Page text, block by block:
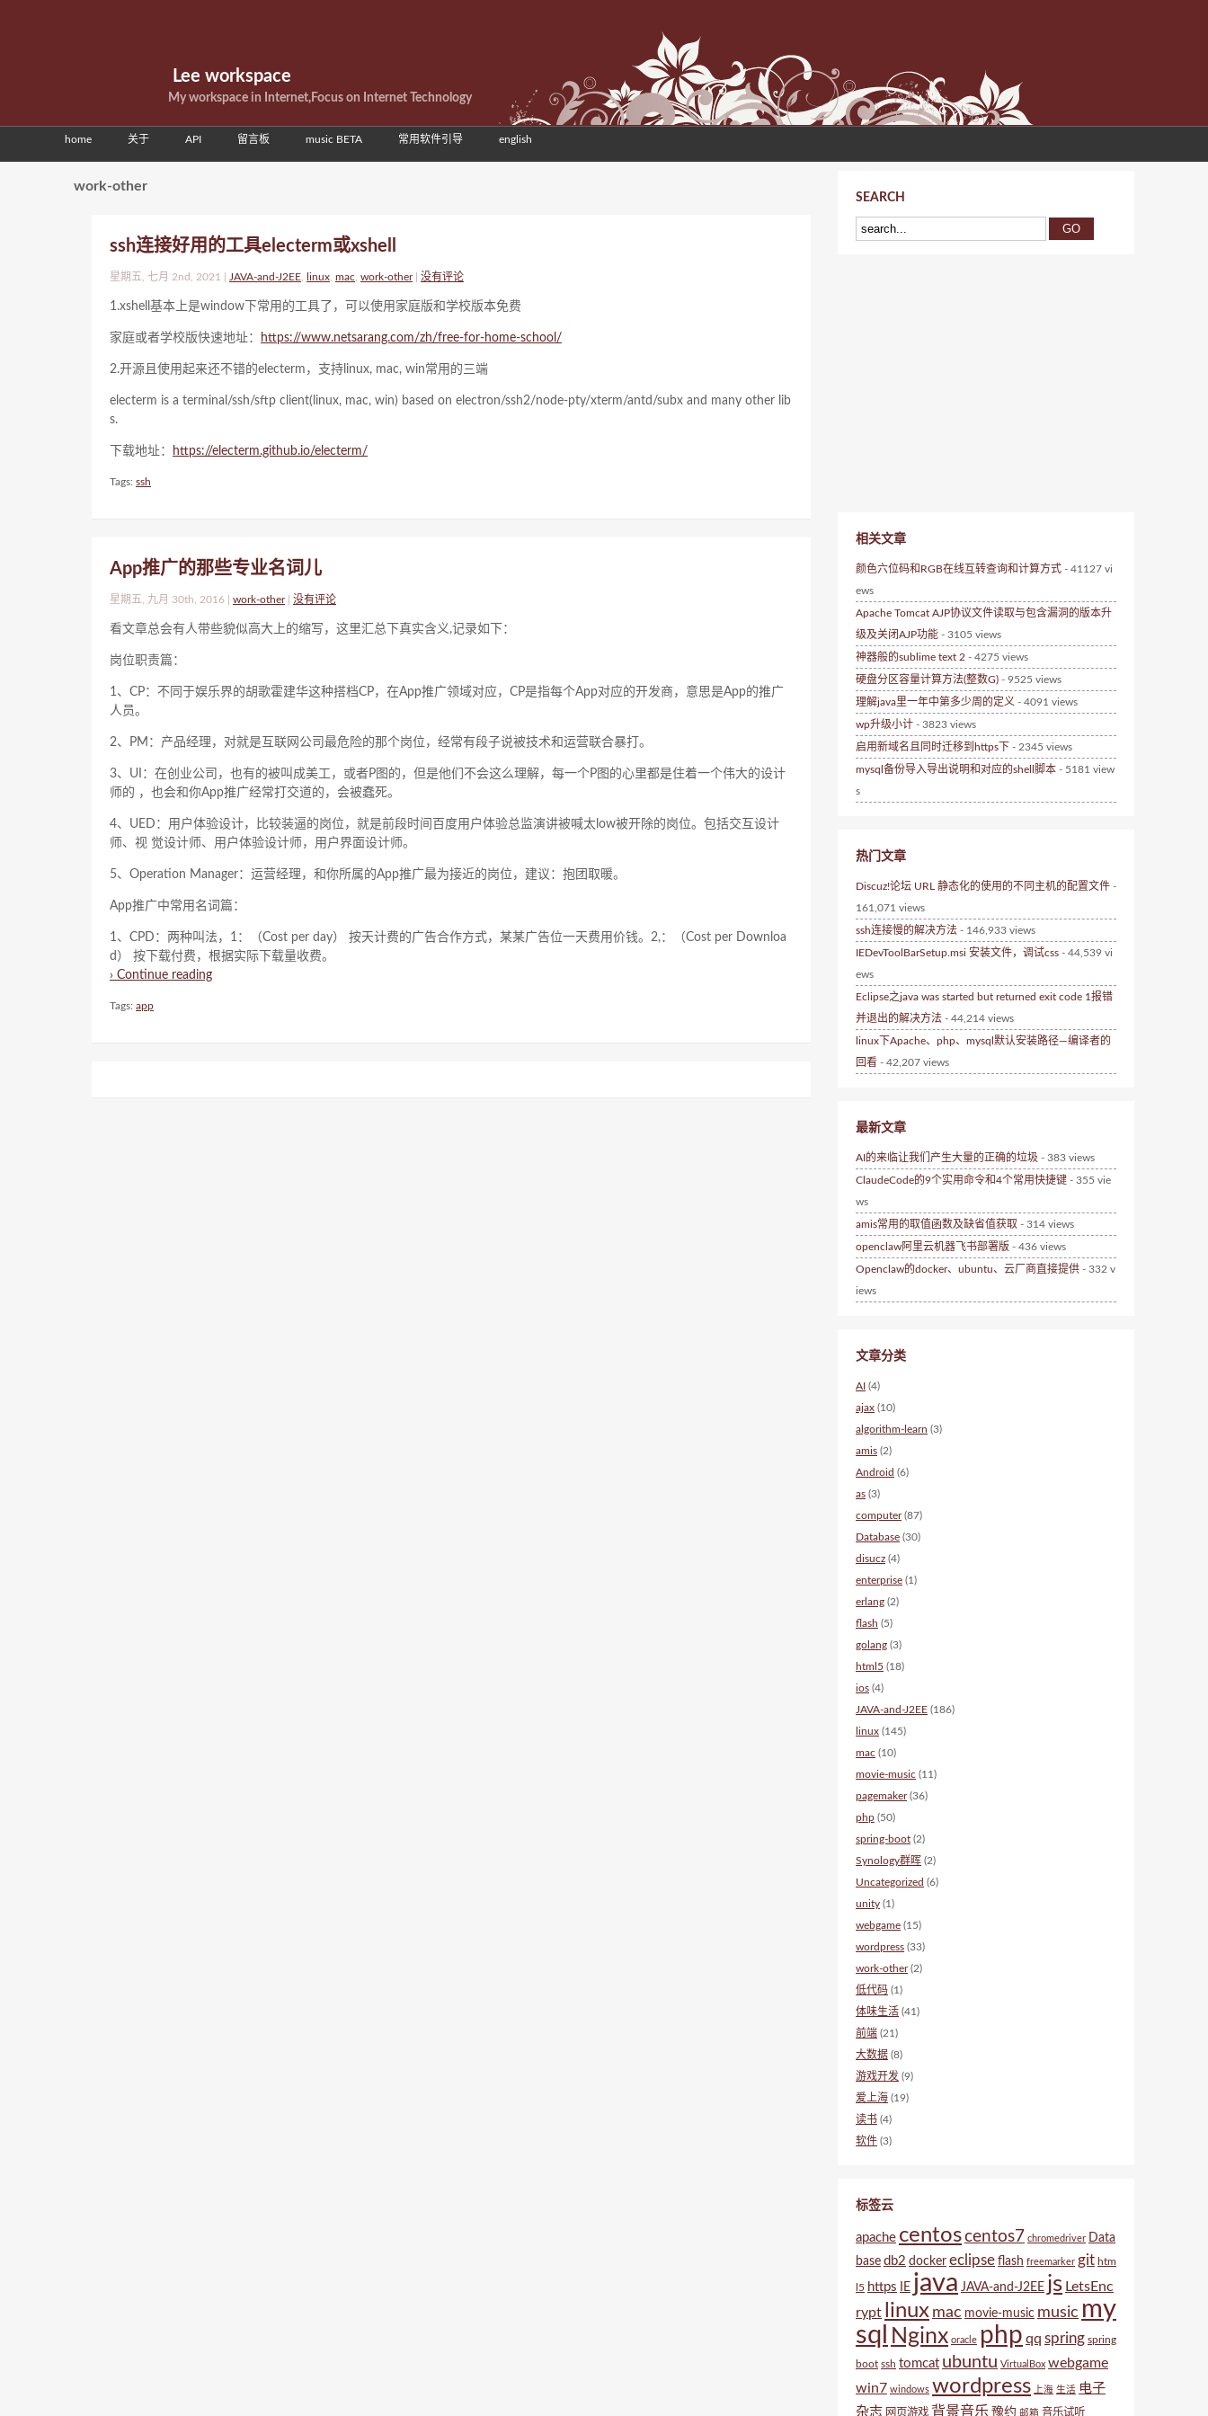
Lee workspace
My workspace in Internet,Focus on Internet Technology
home 关于 API 留言板 music BETA 常用软件引导 english
work-other
ssh连接好用的工具electerm或xshell
星期五, 七月 2nd, 2021 | JAVA-and-J2EE linux mac work-other| 没有评论
1.xshell基本上是window下常用的工具了，可以使用家庭版和学校版本免费
家庭或者学校版快速地址： https://www.netsarang.com/zh/free-for-home-school/
2.开源且使用起来还不错的electerm，支持linux, mac, win常用的三端
electerm is a terminal/ssh/sftp client(linux, mac, win) based on electron/ssh2/node-pty/xterm/antd/subx and many other lib
s.
下载地址： https://electerm.github.io/electerm/
Tags: ssh
App推广的那些专业名词儿
星期五, 九月 30th, 2016 | work-other| 没有评论
看文章总会有人带些貌似高大上的缩写，这里汇总下真实含义,记录如下：
岗位职责篇：
1、CP：不同于娱乐界的胡歌霍建华这种搭档CP，在App推广领域对应，CP是指每个App对应的开发商，意思是App的推广
人员。
2、PM：产品经理，对就是互联网公司最危险的那个岗位，经常有段子说被技术和运营联合暴打。
3、UI：在创业公司，也有的被叫成美工，或者P图的，但是他们不会这么理解，每一个P图的心里都是住着一个伟大的设计
师的 ，也会和你App推广经常打交道的，会被蠢死。
4、UED：用户体验设计，比较装逼的岗位，就是前段时间百度用户体验总监演讲被喊太low被开除的岗位。包括交互设计
师、视 觉设计师、用户体验设计师，用户界面设计师。
5、Operation Manager：运营经理，和你所属的App推广最为接近的岗位，建议：抱团取暖。
App推广中常用名词篇：
1、CPD：两种叫法，1：（Cost per day） 按天计费的广告合作方式，某某广告位一天费用价钱。2,：（Cost per Downloa
d） 按下载付费，根据实际下载量收费。
› Continue reading
Tags: app
SEARCH
相关文章
颜色六位码和RGB在线互转查询和计算方式 - 41127 vi
ews
Apache Tomcat AJP协议文件读取与包含漏洞的版本升
级及关闭AJP功能 - 3105 views
神器般的sublime text 2 - 4275 views
硬盘分区容量计算方法(整数G) - 9525 views
理解java里一年中第多少周的定义 - 4091 views
wp升级小计 - 3823 views
启用新域名且同时迁移到https下 - 2345 views
mysql备份导入导出说明和对应的shell脚本 - 5181 view
s
热门文章
Discuz!论坛 URL 静态化的使用的不同主机的配置文件 -
161,071 views
ssh连接慢的解决方法 - 146,933 views
IEDevToolBarSetup.msi 安装文件，调试css - 44,539 vi
ews
Eclipse之java was started but returned exit code 1报错
并退出的解决方法 - 44,214 views
linux下Apache、php、mysql默认安装路径—编译者的
回看 - 42,207 views
最新文章
AI的来临让我们产生大量的正确的垃圾 - 383 views
ClaudeCode的9个实用命令和4个常用快捷键 - 355 vie
ws
amis常用的取值函数及缺省值获取 - 314 views
openclaw阿里云机器飞书部署版 - 436 views
Openclaw的docker、ubuntu、云厂商直接提供 - 332 v
iews
文章分类
AI (4)
ajax (10)
algorithm-learn (3)
amis (2)
Android (6)
as (3)
computer(87)
Database (30)
disucz (4)
enterprise (1)
erlang (2)
flash (5)
golang (3)
html5 (18)
ios (4)
JAVA-and-J2EE (186)
linux (145)
mac (10)
movie-music (11)
pagemaker(36)
php (50)
spring-boot (2)
Synology群晖 (2)
Uncategorized (6)
unity (1)
webgame (15)
wordpress (33)
work-other(2)
低代码 (1)
体味生活 (41)
前端 (21)
大数据 (8)
游戏开发 (9)
爱上海 (19)
读书 (4)
软件 (3)
标签云
apache centoscentos7 chromedriver Data
base db2 docker eclipse flash freemarker git htm
l5 https IE java JAVA-and-J2EE js LetsEnc
rypt
linux mac movie-music music my
sql Nginx oracle php qq spring spring
boot ssh tomcat ubuntu VirtualBox webgame
win7 windows wordpress 上海 生活 电子
杂志 网页游戏 背景音乐 豫约 邮箱 音乐试听